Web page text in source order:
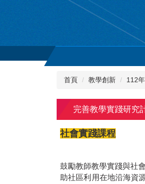
內
首頁 教學創新 112
完善教學實踐研究
社會實踐課程
鼓勵教師教學實踐與社
助社區利用在地沿海資